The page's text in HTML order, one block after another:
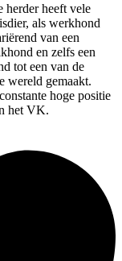
herder heeft vele
als werkhond
van een
en zelfs een
tot een van de
wereld gemaakt.
hoge positie
het VK.